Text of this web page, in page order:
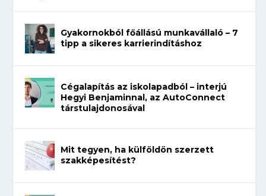
Gyakornokból főállású munkavállaló – 7
tipp a sikeres karrierindításhoz
Cégalapítás az iskolapadból – interjú
Hegyi Benjaminnal, az AutoConnect
társtulajdonosával
Mit tegyen, ha külföldön szerzett
szakképesítést?